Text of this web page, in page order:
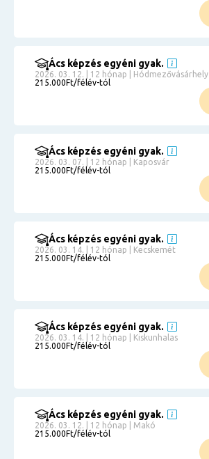
Ács képzés egyéni gyak.
2026. 03. 12. | 12 hónap | Hódmezővásárhely
215.000Ft/félév-tól
Ács képzés egyéni gyak.
2026. 03. 07. | 12 hónap | Kaposvár
215.000Ft/félév-tól
Ács képzés egyéni gyak.
2026. 03. 14. | 12 hónap | Kecskemét
215.000Ft/félév-tól
Ács képzés egyéni gyak.
2026. 03. 14. | 12 hónap | Kiskunhalas
215.000Ft/félév-tól
Ács képzés egyéni gyak.
2026. 03. 12. | 12 hónap | Makó
215.000Ft/félév-tól